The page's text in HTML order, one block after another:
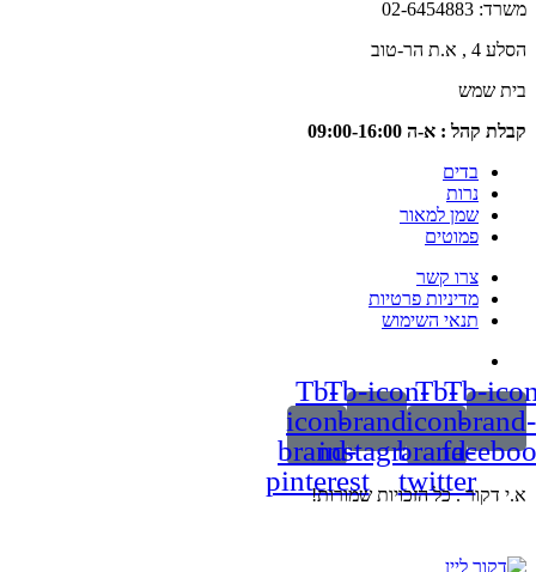
: א-ה 09:00-16:00
בדים
נרות
שמן למאור
פמוטים
צרו קשר
מדיניות פרטיות
תנאי השימוש
Tb-
icon-
brand-
twitter
Tb-icon-
brand-
instagram
Tb-
icon-
brand-
pinterest
. כל הזכויות שמורות!